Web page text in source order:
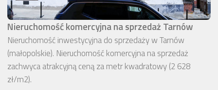
Nieruchomość komercyjna na sprzedaż Tarnów
Nieruchomość inwestycyjna do sprzedaży w Tarnów
(małopolskie). Nieruchomość komercyjna na sprzedaż
zachwyca atrakcyjną ceną za metr kwadratowy (2 628
zł/m2).